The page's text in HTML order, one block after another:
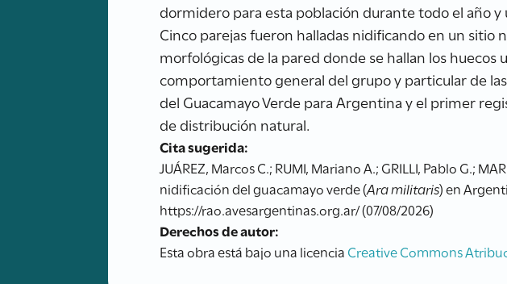
dormidero para esta población durante todo el año
Cinco parejas fueron halladas nidificando en un sitio
morfológicas de la pared donde se hallan los huecos
comportamiento general del grupo y particular de
del Guacamayo Verde para Argentina y el primer
de distribución natural.
Cita sugerida:
JUÁREZ, Marcos C.; RUMI, Mariano A.; GRILLI, Pablo G.;
nidificación del guacamayo verde (Ara militaris) en
https://rao.avesargentinas.org.ar/ (07/08/2026)
Derechos de autor:
Esta obra está bajo una licencia Creative Commons